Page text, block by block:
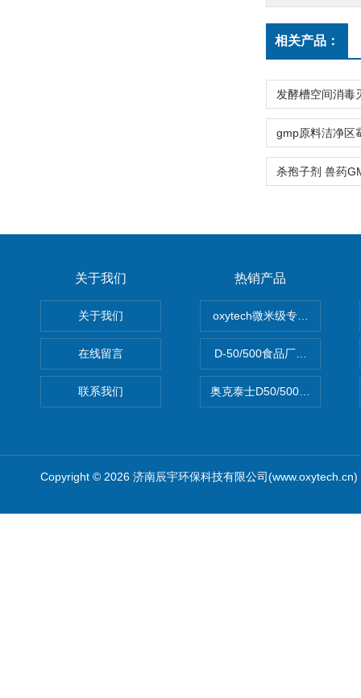
相关产品：
关于我们
关于我们
在线留言
联系我们
热销产品
oxytech微米级专业消毒
D-50/500食品厂车间高效杀
奥克泰士D50/500矿泉水消毒
Copyright © 2026 济南辰宇环保科技有限公司(www.oxytech.cn)